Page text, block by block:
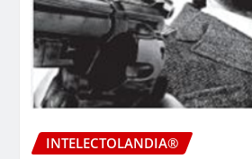
INTELECTOLANDIA®